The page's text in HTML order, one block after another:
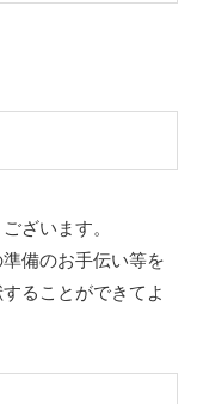
ざいます。
備のお手伝い等を
ることができてよ